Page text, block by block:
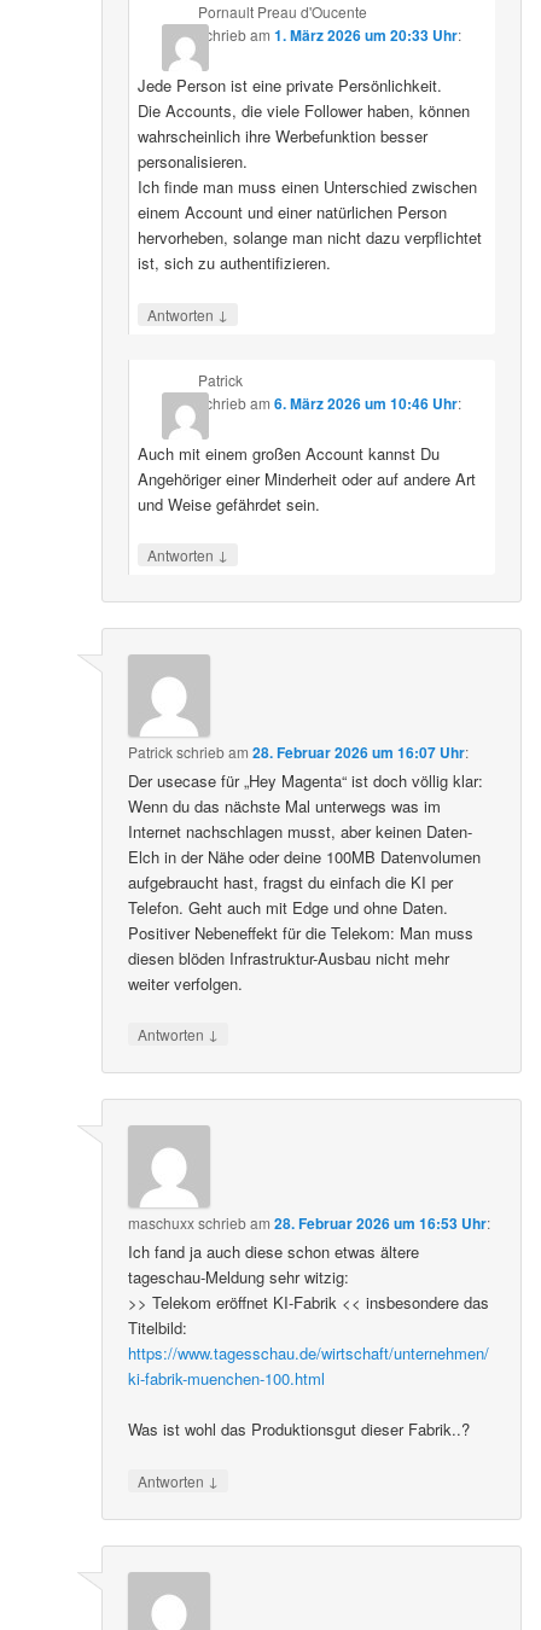
Pornault Preau d'Oucente
schriebam 1. März 2026 um 20:33 Uhr:
Jede Person ist eine private Persönlichkeit.
Die Accounts, die viele Follower haben, können
wahrscheinlich ihre Werbefunktion besser
personalisieren.
Ich finde man muss einen Unterschied zwischen
einem Account und einer natürlichen Person
hervorheben, solange man nicht dazu verpflichtet
ist, sich zu authentifizieren.
Antworten ↓
Patrick
schriebam 6. März 2026 um 10:46 Uhr:
Auch mit einem großen Account kannst Du
Angehöriger einer Minderheit oder auf andere Art
und Weise gefährdet sein.
Antworten ↓
Patrickschriebam28. Februar 2026 um 16:07 Uhr:
Der usecase für „Hey Magenta“ ist doch völlig klar:
Wenn du das nächste Mal unterwegs was im
Internet nachschlagen musst, aber keinen Daten-
Elch in der Nähe oder deine 100MB Datenvolumen
aufgebraucht hast, fragst du einfach die KI per
Telefon. Geht auch mit Edge und ohne Daten.
Positiver Nebeneffekt für die Telekom: Man muss
diesen blöden Infrastruktur-Ausbau nicht mehr
weiter verfolgen.
Antworten ↓
maschuxxschriebam28. Februar 2026 um 16:53 Uhr:
Ich fand ja auch diese schon etwas ältere
tageschau-Meldung sehr witzig:
>> Telekom eröffnet KI-Fabrik << insbesondere das
Titelbild:
https://www.tagesschau.de/wirtschaft/unternehmen/
ki-fabrik-muenchen-100.html
Was ist wohl das Produktionsgut dieser Fabrik..?
Antworten ↓